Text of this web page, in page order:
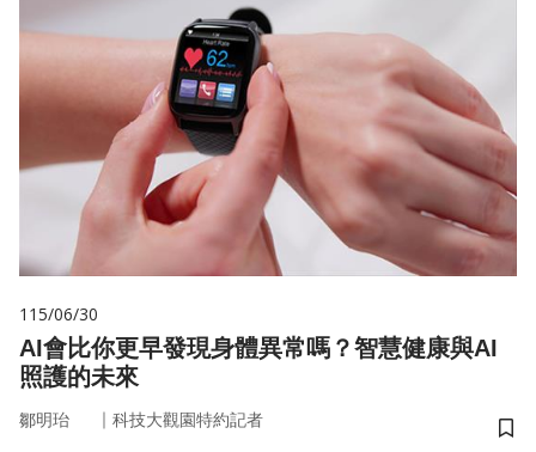
115/06/30
AI會比你更早發現身體異常嗎？智慧健康與AI
照護的未來
鄒明珆 ｜ 科技大觀園特約記者
儲